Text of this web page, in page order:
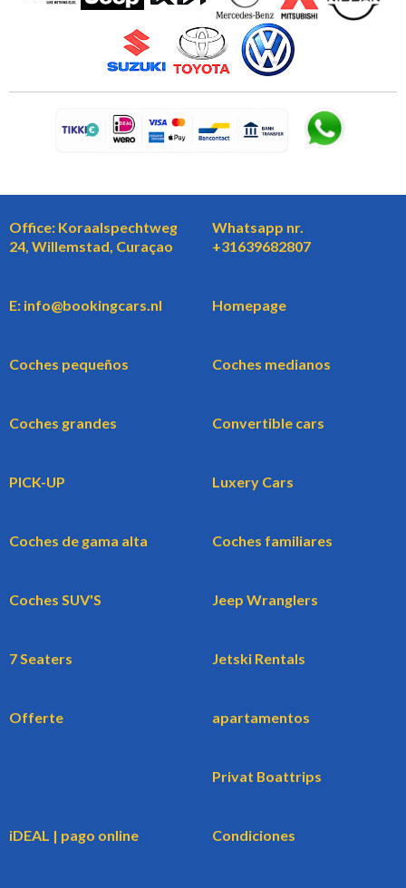
Office: Koraalspechtweg
24, Willemstad, Curaçao
Whatsapp nr.
+31639682807
E: info@bookingcars.nl Homepage
Coches pequeños Coches medianos
Coches grandes Convertible cars
PICK-UP Luxery Cars
Coches de gama alta Coches familiares
Coches SUV'S Jeep Wranglers
7 Seaters Jetski Rentals
Offerte apartamentos
Privat Boattrips
iDEAL | pago online Condiciones